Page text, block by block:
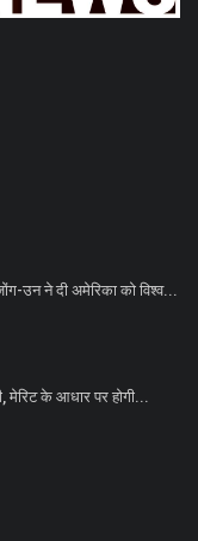
उन ने दी अमेरिका को विश्व...
के आधार पर होगी...